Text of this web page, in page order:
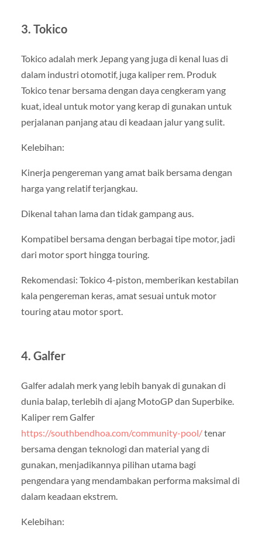
3. Tokico
Tokico adalah merk Jepang yang juga di kenal luas di
dalam industri otomotif, juga kaliper rem. Produk
Tokico tenar bersama dengan daya cengkeram yang
kuat, ideal untuk motor yang kerap di gunakan untuk
perjalanan panjang atau di keadaan jalur yang sulit.
Kelebihan:
Kinerja pengereman yang amat baik bersama dengan
harga yang relatif terjangkau.
Dikenal tahan lama dan tidak gampang aus.
Kompatibel bersama dengan berbagai tipe motor, jadi
dari motor sport hingga touring.
Rekomendasi: Tokico 4-piston, memberikan kestabilan
kala pengereman keras, amat sesuai untuk motor
touring atau motor sport.
4. Galfer
Galfer adalah merk yang lebih banyak di gunakan di
dunia balap, terlebih di ajang MotoGP dan Superbike.
Kaliper rem Galfer
https://southbendhoa.com/community-pool/tenar
bersama dengan teknologi dan material yang di
gunakan, menjadikannya pilihan utama bagi
pengendara yang mendambakan performa maksimal di
dalam keadaan ekstrem.
Kelebihan: